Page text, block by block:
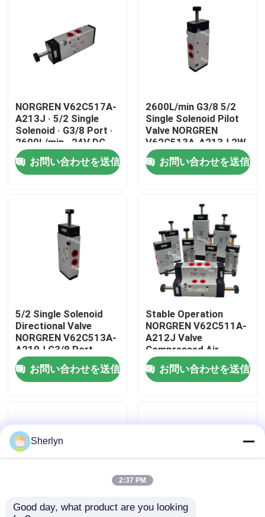
家へ
工場ツアー
品質管理
ニュース
引金 を 求め て ください
パネウマティックパイプフィッティング
NORGREN V62C517A-
A213J · 5/2 Single
Solenoid · G3/8 Port ·
2600L/min · 24V DC ·
2W Low Power · Push
Locked · Aluminium
お問い合わせを送信
2600L/min G3/8 5/2
Single Solenoid Pilot
Valve NORGREN
V62C513A-A213J 2W
Low Power Aluminium
Push Only Manual
Override
お問い合わせを送信
5/2 Single Solenoid
Directional Valve
NORGREN V62C513A-
A219J G3/8 Port
2600L/min Pilot
Operated 220/240V
AC Push Locked
お問い合わせを送信
Stable Operation
NORGREN V62C511A-
A212J Valve
Compressed Air
Circuit Use
お問い合わせを送信
Sherlyn
2:37 PM
Good day, what product are you looking